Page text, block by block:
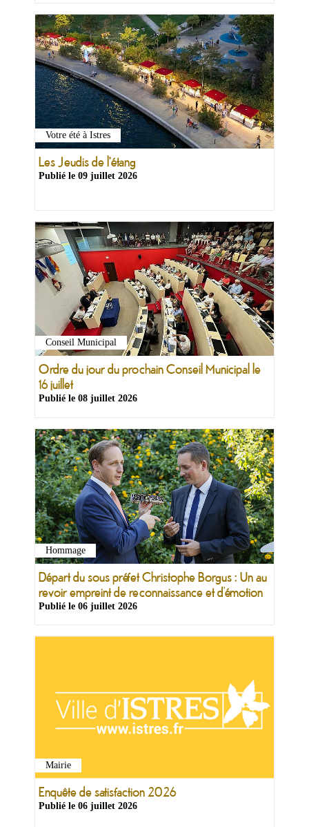
Votre été à Istres
Les Jeudis de l'étang
Publié le 09 juillet 2026
Conseil Municipal
Ordre du jour du prochain Conseil Municipal le
16 juillet
Publié le 08 juillet 2026
Hommage
Départ du sous préfet Christophe Borgus : Un au
revoir empreint de reconnaissance et d’émotion
Publié le 06 juillet 2026
Mairie
Enquête de satisfaction 2026
Publié le 06 juillet 2026